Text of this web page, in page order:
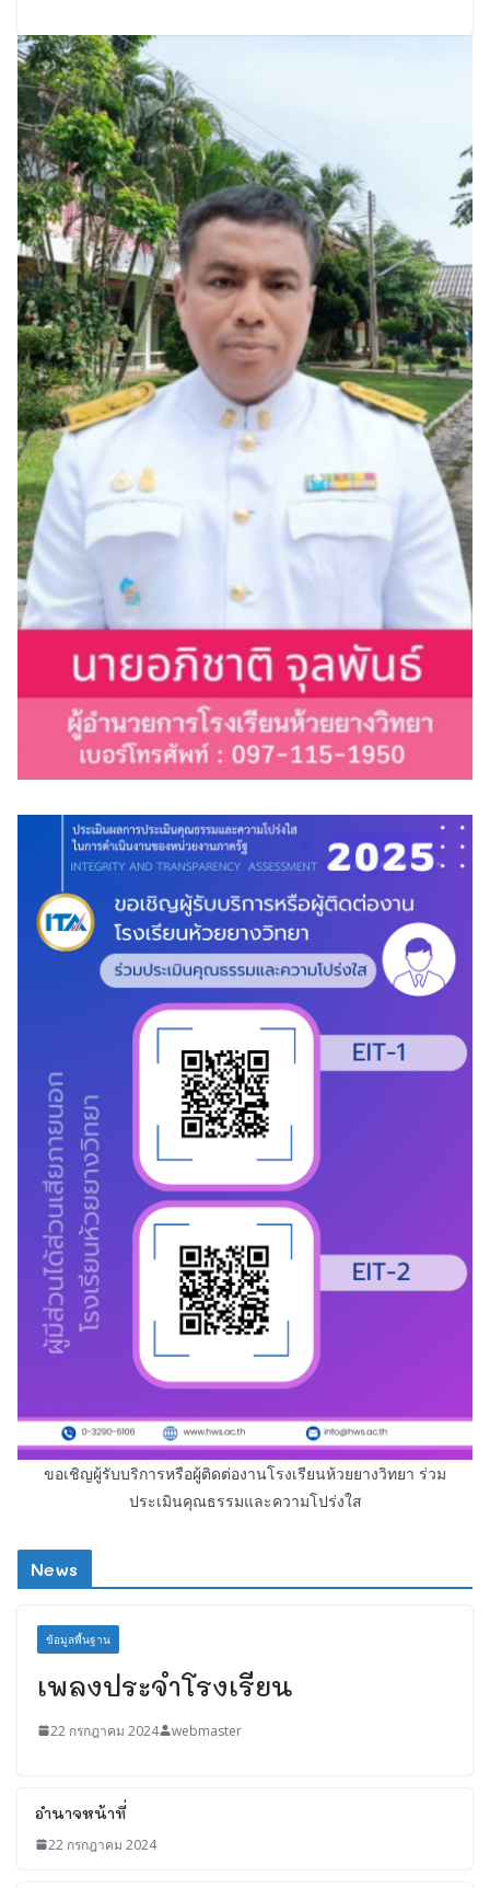
ขอเชิญผู้รับบริการหรือผู้ติดต่องานโรงเรียนห้วยยางวิทยา ร่วม
ประเมินคุณธรรมและความโปร่งใส
News
ข้อมูลพื้นฐาน
เพลงประจำโรงเรียน
22 กรกฎาคม 2024 webmaster
อำนาจหน้าที่
22 กรกฎาคม 2024